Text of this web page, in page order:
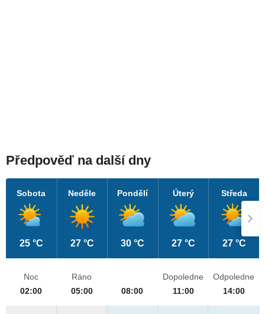
Předpověď na další dny
Sobota
25 °C
Neděle
27 °C
Pondělí
30 °C
Úterý
27 °C
Středa
27 °C
Noc
02:00
Ráno
05:00
08:00
Dopoledne
11:00
Odpoledne
14:00